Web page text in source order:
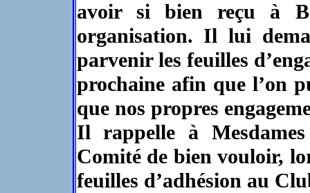
avoir si bien reçu à
organisation. Il lui
parvenir les feuilles
prochaine afin que l’on
que nos propres
Il rappelle à
Comité de bien vouloir,
feuilles d’adhésion au